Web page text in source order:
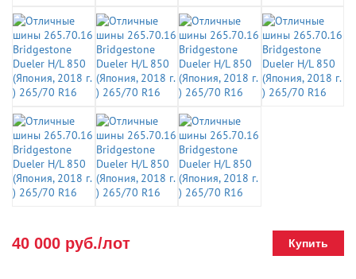
40 000 руб./лот Купить